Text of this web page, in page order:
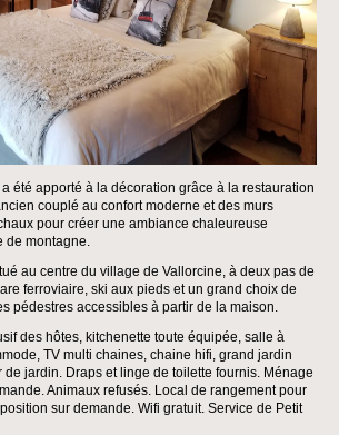
été apporté à la décoration grâce à la restauration
couplé au confort moderne et des murs
pour créer une ambiance chaleureuse
montagne.
au centre du village de Vallorcine, à deux pas de
ferroviaire, ski aux pieds et un grand choix de
pédestres accessibles à partir de la maison.
des hôtes, kitchenette toute équipée, salle à
TV multi chaines, chaine hifi, grand jardin
jardin. Draps et linge de toilette fournis. Ménage
Animaux refusés. Local de rangement pour
sur demande. Wifi gratuit. Service de Petit